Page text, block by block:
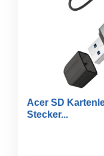
Acer SD
Stecker...